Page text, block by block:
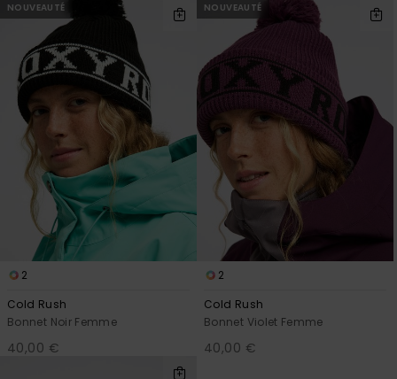
NOUVEAUTÉ
2
Cold Rush
Bonnet Noir Femme
40,00 €
NOUVEAUTÉ
2
Cold Rush
Bonnet Violet Femme
40,00 €